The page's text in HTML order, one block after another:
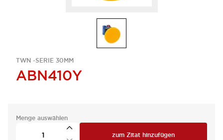
TWN -SERIE 30MM
ABN410Y
Menge auswählen
zum Zitat hinzufügen